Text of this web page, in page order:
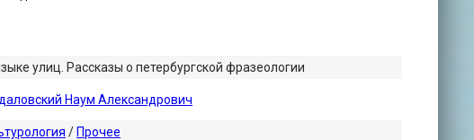
улиц. Рассказы о петербургской фразеологии
Наум Александрович
/ Прочее